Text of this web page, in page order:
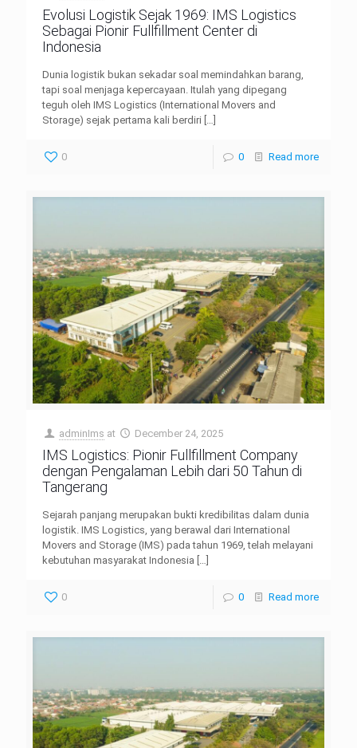
Evolusi Logistik Sejak 1969: IMS Logistics
Sebagai Pionir Fullfillment Center di
Indonesia
Dunia logistik bukan sekadar soal memindahkan barang,
tapi soal menjaga kepercayaan. Itulah yang dipegang
teguh oleh IMS Logistics (International Movers and
Storage) sejak pertama kali berdiri […]
0 0 Read more
adminIms at December 24, 2025
IMS Logistics: Pionir Fullfillment Company
dengan Pengalaman Lebih dari 50 Tahun di
Tangerang
Sejarah panjang merupakan bukti kredibilitas dalam dunia
logistik. IMS Logistics, yang berawal dari International
Movers and Storage (IMS) pada tahun 1969, telah melayani
kebutuhan masyarakat Indonesia […]
0 0 Read more